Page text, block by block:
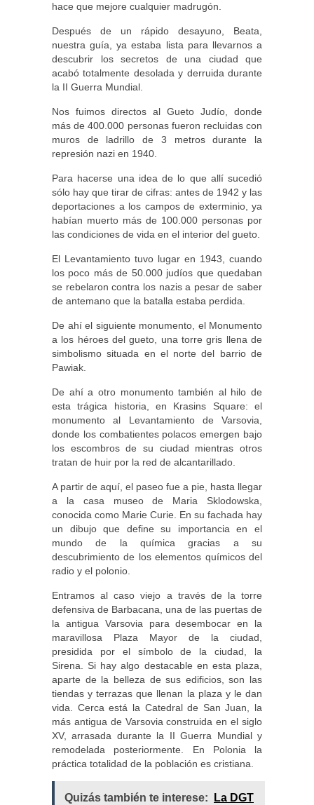
hace que mejore cualquier madrugón.
Después de un rápido desayuno, Beata,
nuestra guía, ya estaba lista para llevarnos a
descubrir los secretos de una ciudad que
acabó totalmente desolada y derruida durante
la II Guerra Mundial.
Nos fuimos directos al Gueto Judío, donde
más de 400.000 personas fueron recluidas con
muros de ladrillo de 3 metros durante la
represión nazi en 1940.
Para hacerse una idea de lo que allí sucedió
sólo hay que tirar de cifras: antes de 1942 y las
deportaciones a los campos de exterminio, ya
habían muerto más de 100.000 personas por
las condiciones de vida en el interior del gueto.
El Levantamiento tuvo lugar en 1943, cuando
los poco más de 50.000 judíos que quedaban
se rebelaron contra los nazis a pesar de saber
de antemano que la batalla estaba perdida.
De ahí el siguiente monumento, el Monumento
a los héroes del gueto, una torre gris llena de
simbolismo situada en el norte del barrio de
Pawiak.
De ahí a otro monumento también al hilo de
esta trágica historia, en Krasins Square: el
monumento al Levantamiento de Varsovia,
donde los combatientes polacos emergen bajo
los escombros de su ciudad mientras otros
tratan de huir por la red de alcantarillado.
A partir de aquí, el paseo fue a pie, hasta llegar
a la casa museo de Maria Sklodowska,
conocida como Marie Curie. En su fachada hay
un dibujo que define su importancia en el
mundo de la química gracias a su
descubrimiento de los elementos químicos del
radio y el polonio.
Entramos al caso viejo a través de la torre
defensiva de Barbacana, una de las puertas de
la antigua Varsovia para desembocar en la
maravillosa Plaza Mayor de la ciudad,
presidida por el símbolo de la ciudad, la
Sirena. Si hay algo destacable en esta plaza,
aparte de la belleza de sus edificios, son las
tiendas y terrazas que llenan la plaza y le dan
vida. Cerca está la Catedral de San Juan, la
más antigua de Varsovia construida en el siglo
XV, arrasada durante la II Guerra Mundial y
remodelada posteriormente. En Polonia la
práctica totalidad de la población es cristiana.
Quizás también te interese:
La DGT